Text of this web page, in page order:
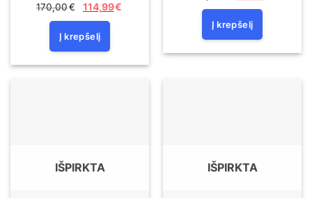
170,00€
Original
price
was:
170,00€.
114,99€
Į krepšelį
price
was:
155,00€.
Į krepšelį
IŠPIRKTA IŠPIRKTA